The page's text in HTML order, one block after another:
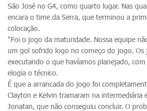
São José no G4, como quarto lugar. Nas
encara o time da Serra, que terminou a
colocação.
"Foi o jogo da maturidade. Nossa equipe
um gol sofrido logo no começo do jogo. Os
executando o que havíamos planejado,
elogia o técnico.
É que a arrancada do jogo foi
Clayton e Kelvin tramaram na intermediária
Jonatan, que não conseguiu concluir. O